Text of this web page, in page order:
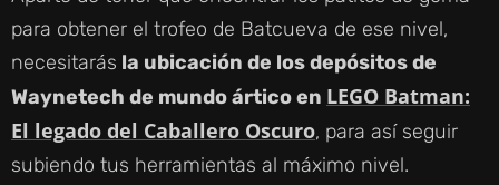
para obtener el trofeo de Batcueva de ese nivel,
necesitarás la ubicación de los depósitos de
Waynetech de mundo ártico en LEGO Batman:
El legado del Caballero Oscuro, para así seguir
subiendo tus herramientas al máximo nivel.